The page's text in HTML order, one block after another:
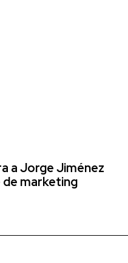
a Jorge Jiménez
marketing